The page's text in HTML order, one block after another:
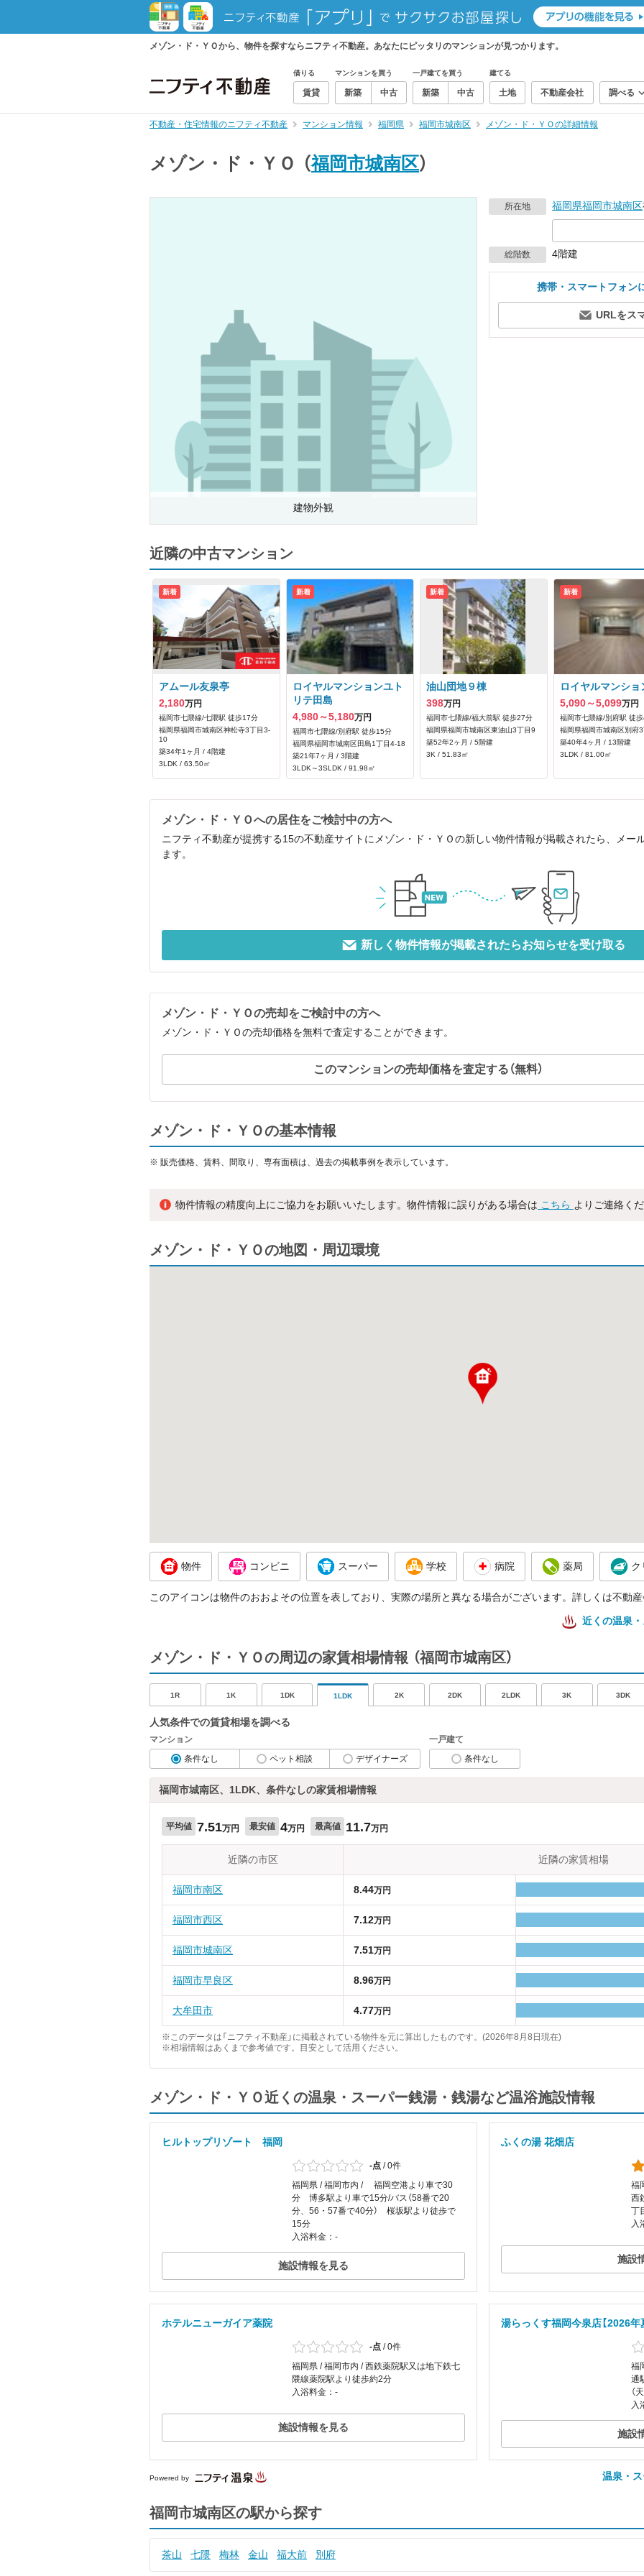
メゾン・ド・ＹＯから、物件を探すならニフティ不動産。あなたにピッタリのマンションが見つかります。
借りる
賃貸
マンションを買う
新築 中古
一戸建てを買う
新築 中古
建てる
土地 不動産会社 調べる
不動産・住宅情報のニフティ不動産 マンション情報 福岡県 福岡市城南区 メゾン・ド・ＹＯの詳細情報
メゾン・ド・ＹＯ （福岡市城南区）
建物外観
所在地 福岡県福岡市城南区
総階数 4階建
携帯・スマートフォン
URLをス
近隣の中古マンション
新着
アムール友泉亭
2,180万円
福岡市七隈線/七隈駅 徒歩17分
福岡県福岡市城南区神松寺3丁目3-
10
築34年1ヶ月 / 4階建
3LDK / 63.50㎡
新着
ロイヤルマンションユト
リテ田島
4,980～5,180万円
福岡市七隈線/別府駅 徒歩15分
福岡県福岡市城南区田島1丁目4-18
築21年7ヶ月 / 3階建
3LDK～3SLDK / 91.98㎡
新着
油山団地９棟
398万円
福岡市七隈線/福大前駅 徒歩27分
福岡県福岡市城南区東油山3丁目9
築52年2ヶ月 / 5階建
3K / 51.83㎡
新着
ロイヤルマンショ
5,090～5,099万円
福岡市七隈線/別府駅 徒
福岡県福岡市城南区別府
築40年4ヶ月 / 13階建
3LDK / 81.00㎡
メゾン・ド・ＹＯへの居住をご検討中の方へ
ニフティ不動産が提携する15の不動産サイトにメゾン・ド・ＹＯの新しい物件情報が掲載されたら、メー
ます。
新しく物件情報が掲載されたらお知らせを受け取る
メゾン・ド・ＹＯの売却をご検討中の方へ
メゾン・ド・ＹＯの売却価格を無料で査定することができます。
このマンションの売却価格を査定する（無料）
メゾン・ド・ＹＯの基本情報
※ 販売価格、賃料、間取り、専有面積は、過去の掲載事例を表示しています。
物件情報の精度向上にご協力をお願いいたします。物件情報に誤りがある場合は こちら よりご連絡く
メゾン・ド・ＹＯの地図・周辺環境
物件 コンビニ スーパー 学校 病院 薬局 ク
このアイコンは物件のおおよその位置を表しており、実際の場所と異なる場合がございます。詳しくは不動
近くの温泉
メゾン・ド・ＹＯの周辺の家賃相場情報 （福岡市城南区）
1R 1K 1DK 1LDK 2K 2DK 2LDK 3K 3DK
人気条件での賃貸相場を調べる
マンション
条件なし
ペット相談 デザイナーズ
一戸建て
条件なし
福岡市城南区、1LDK、条件なしの家賃相場情報
平均値 7.51万円 最安値 4万円 最高値 11.7万円
近隣の市区 近隣の家賃相場
福岡市南区 8.44万円
福岡市西区 7.12万円
福岡市城南区 7.51万円
福岡市早良区 8.96万円
大牟田市 4.77万円
※このデータは「ニフティ不動産」に掲載されている物件を元に算出したものです。(2026年8月8日現在)
※相場情報はあくまで参考値です。目安として活用ください。
メゾン・ド・ＹＯ近くの温泉・スーパー銭湯・銭湯など温浴施設情報
ヒルトップリゾート 福岡
-点 /0件
福岡県 / 福岡市内 / 福岡空港より車で30
分 博多駅より車で15分/バス（58番で20
分、56・57番で40分） 桜坂駅より徒歩で
15分
入浴料金：-
施設情報を見る
ふくの湯 花畑店
福
西
丁
入
施設
ホテルニューガイア薬院
-点 /0件
福岡県 / 福岡市内 / 西鉄薬院駅又は地下鉄七
隈線薬院駅より徒歩約2分
入浴料金：-
施設情報を見る
湯らっくす福岡今泉店【2026年
福
通
（
入
施設
Powered by 温泉・
福岡市城南区の駅から探す
茶山 七隈 梅林 金山 福大前 別府